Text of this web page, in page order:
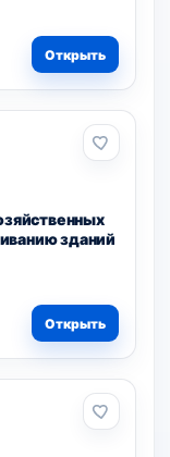
Открыть
зданий
Открыть